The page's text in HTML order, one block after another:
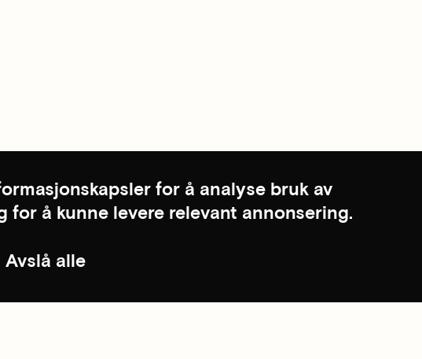
for å analyse bruk av
for å kunne levere relevant annonsering.
Avslå alle